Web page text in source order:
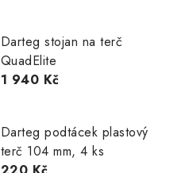
Darteg stojan na terč
QuadElite
1 940 Kč
Darteg podtácek plastový
terč 104 mm, 4 ks